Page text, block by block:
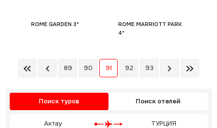
ROME GARDEN 3*
ROME MARRIOTT PARK
4*
89 90 91 92 93
Поиск туров Поиск отелей
Актау ТУРЦИЯ